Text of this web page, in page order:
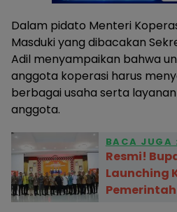
Dalam pidato Menteri
Masduki yang dibacakan
Adil menyampaikan bahwa
anggota koperasi harus
berbagai usaha serta
anggota.
BACA JUGA :
Resmi!
Launching